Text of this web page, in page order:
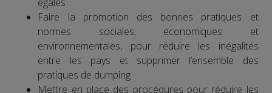
Faire la promotion des bonnes pratiques et
normes sociales, économiques et
environnementales, pour réduire les inégalités
entre les pays et supprimer l’ensemble des
pratiques de dumping
Mettre en place des procédures pour réduire les